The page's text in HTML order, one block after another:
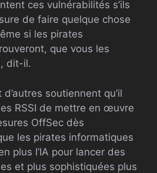
ces vulnérabilités s’ils
de faire quelque chose
si les pirates
que vous les
dit-il.
soutiennent qu’il
RSSI de mettre en œuvre
OffSec dès
les pirates informatiques
plus l’IA pour lancer des
et plus sophistiquées plus